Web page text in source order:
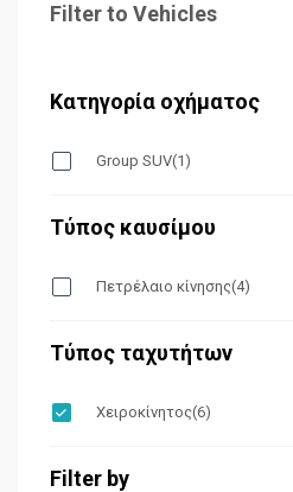
Filter to Vehicles
Κατηγορία οχήματος
Group SUV(1)
Τύπος καυσίμου
Πετρέλαιο κίνησης(4)
Τύπος ταχυτήτων
Χειροκίνητος(6)
Filter by